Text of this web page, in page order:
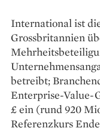
International ist
Grossbritannien
betreibt;
Enterprise-Value-
£ ein (rund 920
Referenzkurs